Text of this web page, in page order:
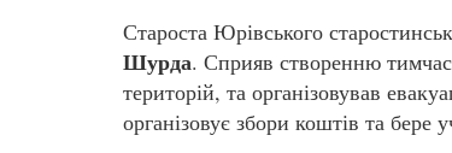
Староста Юрівського
Шурда. Сприяв створенню
територій, та організовував
організовує збори коштів та бере